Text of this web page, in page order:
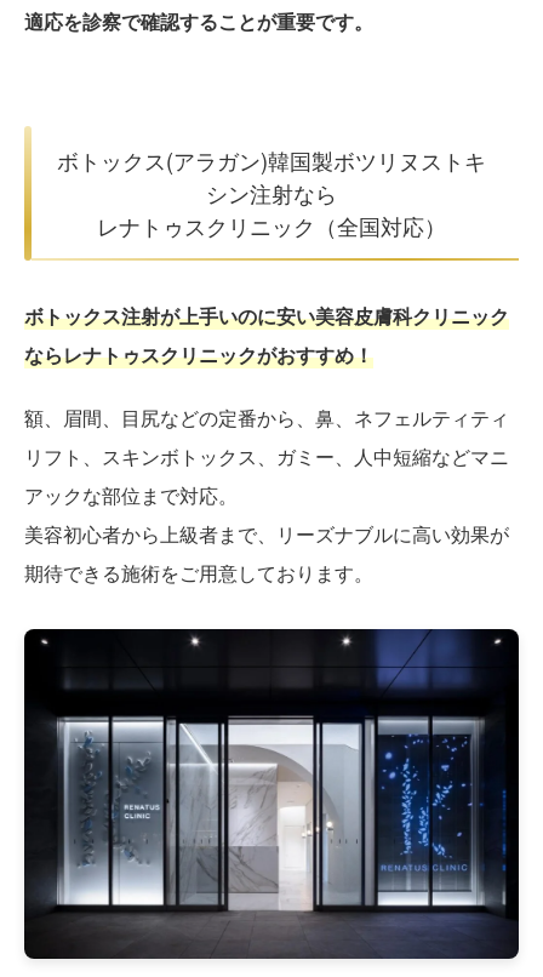
適応を診察で確認することが重要です。
ボトックス(アラガン)韓国製ボツリヌストキ
シン注射なら
レナトゥスクリニック（全国対応）
ボトックス注射が上手いのに安い美容皮膚科クリニック
ならレナトゥスクリニックがおすすめ！
額、眉間、目尻などの定番から、鼻、ネフェルティティ
リフト、スキンボトックス、ガミー、人中短縮などマニ
アックな部位まで対応。
美容初心者から上級者まで、リーズナブルに高い効果が
期待できる施術をご用意しております。